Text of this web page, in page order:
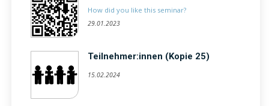
How did you like this seminar?
29.01.2023
Teilnehmer:innen (Kopie 25)
15.02.2024